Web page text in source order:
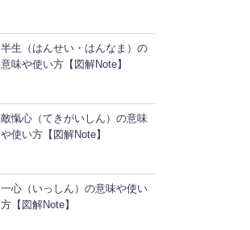
半生（はんせい・はんなま）の
意味や使い方【図解Note】
敵愾心（てきがいしん）の意味
や使い方【図解Note】
一心（いっしん）の意味や使い
方【図解Note】